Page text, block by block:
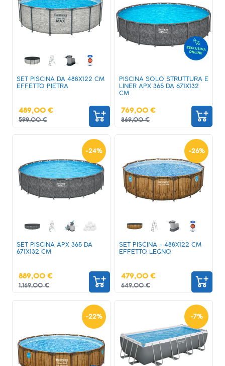
SET PISCINA DA 488X122 CM
EFFETTO PIETRA
489,00 €
599,00 €
PISCINA SOLO STRUTTURA E
LINER APX 365 DA 671X132
CM
769,00 €
869,00 €
-24%
SET PISCINA APX 365 DA
671X132 CM
889,00 €
1.169,00 €
-26%
SET PISCINA - 488X122 CM
EFFETTO LEGNO
479,00 €
649,00 €
-22% -7%